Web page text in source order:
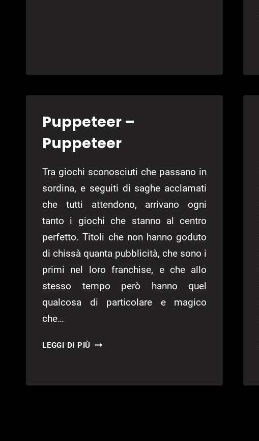
Puppeteer –
Puppeteer
Tra giochi sconosciuti che passano in
sordina, e seguiti di saghe acclamati
che tutti attendono, arrivano ogni
tanto i giochi che stanno al centro
perfetto. Titoli che non hanno goduto
di chissà quanta pubblicità, che sono i
primi nel loro franchise, e che allo
stesso tempo però hanno quel
qualcosa di particolare e magico
che…
LEGGI DI PIÙ PUPPETEER